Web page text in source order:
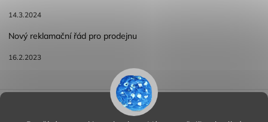
14.3.2024
Nový reklamační řád pro prodejnu
16.2.2023
Reklamace a vracení zboží
Podmínky ochrany osobních údajů